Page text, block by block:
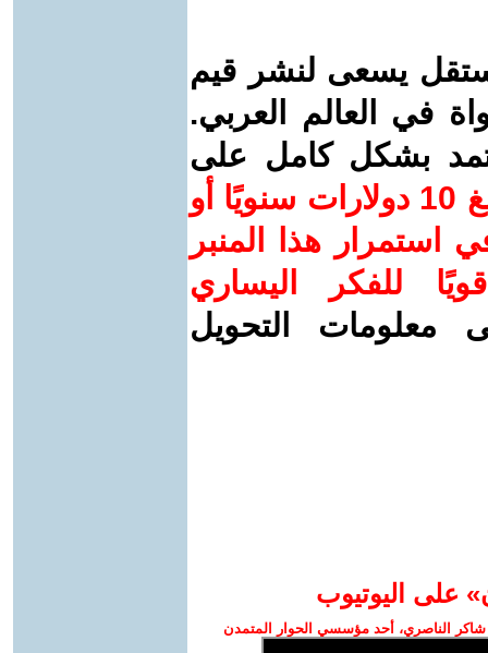
يسعى لنشر قيم
في العالم العربي.
بشكل كامل على
ساهم/ي معنا! بدعمكم بمبلغ 10 دولارات سنويًا أو
استمرار هذا المنبر
للفكر اليساري
معلومات التحويل
على اليوتيوب
الناصري، أحد مؤسسي الحوار المتمدن